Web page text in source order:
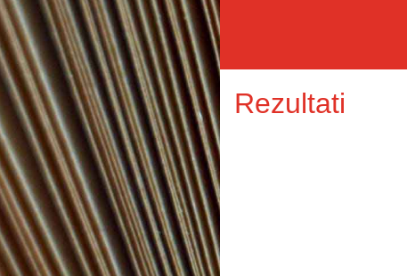
Rezultati